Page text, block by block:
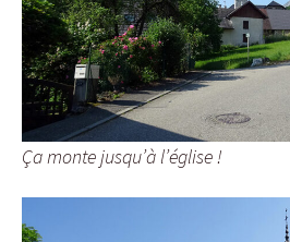
Ça monte jusqu’à l’église !